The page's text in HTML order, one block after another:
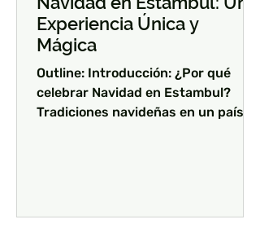
Experiencia Única y
Mágica
Outline: Introducción: ¿Por qué
celebrar Navidad en Estambul?
Tradiciones navideñas en un país no